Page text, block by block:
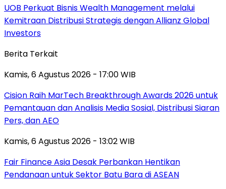
UOB Perkuat Bisnis Wealth Management melalui
Kemitraan Distribusi Strategis dengan Allianz Global
Investors
Berita Terkait
Kamis, 6 Agustus 2026 - 17:00 WIB
Cision Raih MarTech Breakthrough Awards 2026 untuk
Pemantauan dan Analisis Media Sosial, Distribusi Siaran
Pers, dan AEO
Kamis, 6 Agustus 2026 - 13:02 WIB
Fair Finance Asia Desak Perbankan Hentikan
Pendanaan untuk Sektor Batu Bara di ASEAN